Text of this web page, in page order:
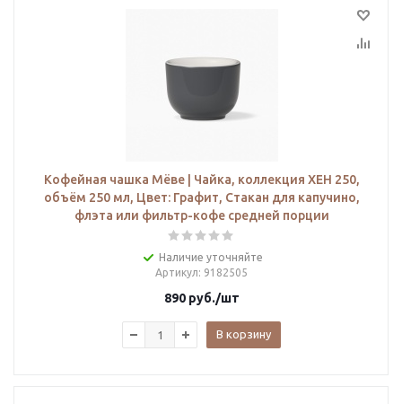
Кофейная чашка Мёве | Чайка, коллекция ХЕН 250,
объём 250 мл, Цвет: Графит, Стакан для капучино,
флэта или фильтр-кофе средней порции
Наличие уточняйте
Артикул: 9182505
890руб./шт
В корзину